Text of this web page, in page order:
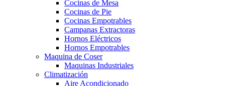
Cocinas de Mesa
Cocinas de Pie
Cocinas Empotrables
Campanas Extractoras
Hornos Eléctricos
Hornos Empotrables
Maquina de Coser
Maquinas Industriales
Climatización
Aire Acondicionado